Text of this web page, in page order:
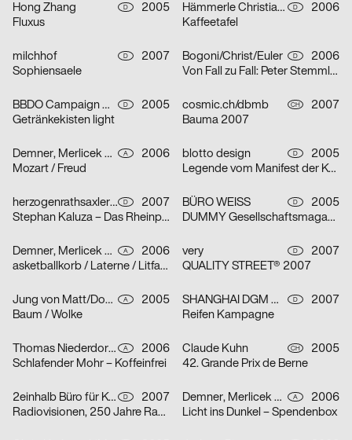
Hong Zhang D
2005
Fluxus
Hämmerle Christiane, blotto design D
2006
Kaffeetafel
milchhof D
2007
Sophiensaele
Bogoni/Christ/Euler D
2006
Von Fall zu Fall: Peter Stemmler
BBDO Campaign GmbH Düsseldorf D
2005
Getränkekisten light
cosmic.ch/dbmb CH
2007
Bauma 2007
Demner, Merlicek & Bergmann A
2006
Mozart / Freud
blotto design D
2005
Legende vom Manifest der Kommunistischen Partei
herzogenrathsaxler design D
2007
Stephan Kaluza – Das Rheinprojekt
BÜRO WEISS D
2005
DUMMY Gesellschaftsmagazin – Thema Revolution
Demner, Merlicek & Bergmann A
2006
asketballkorb / Laterne / Litfaßsäule
very D
2007
QUALITY STREET® 2007
Jung von Matt/Donau Werbeagentur GmbH A
2005
Baum / Wolke
SHANGHAI DGM Werbeagentur GmbH & Co. KG D
2007
Reifen Kampagne
Thomas Niederdorfer, Demner, Merlicek & Bergmann A
2006
Schlafender Mohr – Koffeinfrei
Claude Kuhn CH
2005
42. Grande Prix de Berne
2einhalb Büro für Kommunikation, mischen D
2007
Radiovisionen, 250 Jahre Radio
Demner, Merlicek & Bergmann A
2006
Licht ins Dunkel – Spendenbox